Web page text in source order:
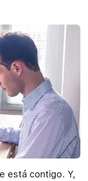
está contigo. Y,